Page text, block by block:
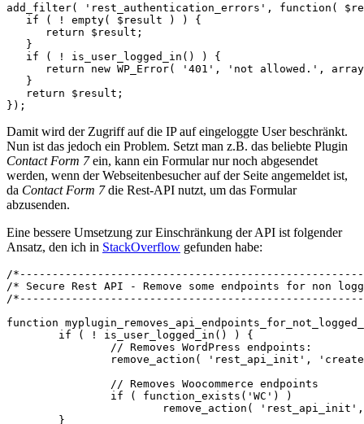
add_filter( 'rest_authentication_errors', function(
   if ( ! empty( $result ) ) {
      return $result;
   }
   if ( ! is_user_logged_in() ) {
return new WP_Error( '401', 'not allowed.',
   }
   return $result;
});
Damit wird der Zugriff auf die IP auf eingeloggte User beschränkt.
Nun ist das jedoch ein Problem. Setzt man z.B. das beliebte Plugin
Contact Form 7ein, kann ein Formular nur noch abgesendet
werden, wenn der Webseitenbesucher auf der Seite angemeldet ist,
da Contact Form 7die Rest-API nutzt, um das Formular
abzusenden.
Eine bessere Umsetzung zur Einschränkung der API ist folgender
Ansatz, den ich in StackOverflow gefunden habe:
/
/* Secure Rest API - Remove some endpoints for non
/
function